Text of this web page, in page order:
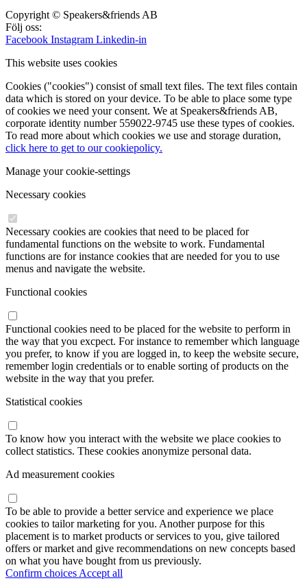
Copyright © Speakers&friends AB
Följ oss:
Facebook Instagram Linkedin-in
This website uses cookies
Cookies ("cookies") consist of small text files. The text files contain
data which is stored on your device. To be able to place some type
of cookies we need your consent. We at Speakers&friends AB,
corporate identity number 559022-9745 use these types of cookies.
To read more about which cookies we use and storage duration,
click here to get to our cookiepolicy.
Manage your cookie-settings
Necessary cookies
Necessary cookies are cookies that need to be placed for
fundamental functions on the website to work. Fundamental
functions are for instance cookies that are needed for you to use
menus and navigate the website.
Functional cookies
Functional cookies need to be placed for the website to perform in
the way that you excpect. For instance to remember which language
you prefer, to know if you are logged in, to keep the website secure,
remember login credentials or to enable sorting of products on the
website in the way that you prefer.
Statistical cookies
To know how you interact with the website we place cookies to
collect statistics. These cookies anonymize personal data.
Ad measurement cookies
To be able to provide a better service and experience we place
cookies to tailor marketing for you. Another purpose for this
placement is to market products or services to you, give tailored
offers or market and give recommendations on new concepts based
on what you have bought from us previously.
Confirm choices Accept all